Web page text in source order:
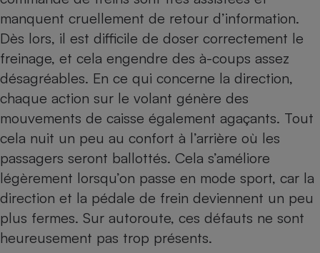
manquent cruellement de retour d’information.
Dès lors, il est difficile de doser correctement le
freinage, et cela engendre des à-coups assez
désagréables. En ce qui concerne la direction,
chaque action sur le volant génère des
mouvements de caisse également agaçants. Tout
cela nuit un peu au confort à l’arrière où les
passagers seront ballottés. Cela s’améliore
légèrement lorsqu’on passe en mode sport, car la
direction et la pédale de frein deviennent un peu
plus fermes. Sur autoroute, ces défauts ne sont
heureusement pas trop présents.